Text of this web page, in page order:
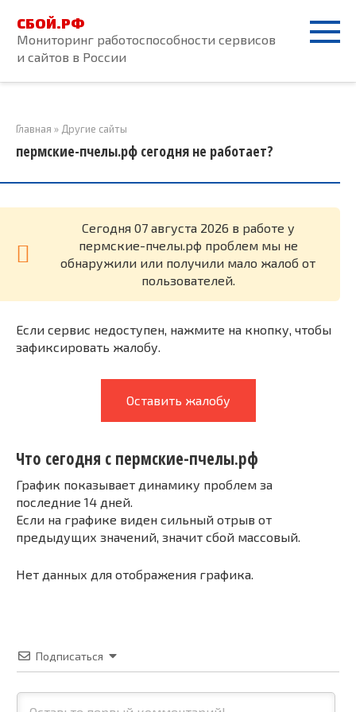
контенту
СБОЙ.РФ
Мониторинг работоспособности сервисов
и сайтов в России
Главная » Другие сайты
пермские-пчелы.рф сегодня не работает?
Cегодня 07 августа 2026 в работе у
пермские-пчелы.рф проблем мы не
обнаружили или получили мало жалоб от
пользователей.
Если сервис недоступен, нажмите на кнопку, чтобы
зафиксировать жалобу.
Оставить жалобу
Что сегодня с пермские-пчелы.рф
График показывает динамику проблем за
последние 14 дней.
Если на графике виден сильный отрыв от
предыдущих значений, значит сбой массовый.
Нет данных для отображения графика.
Подписаться